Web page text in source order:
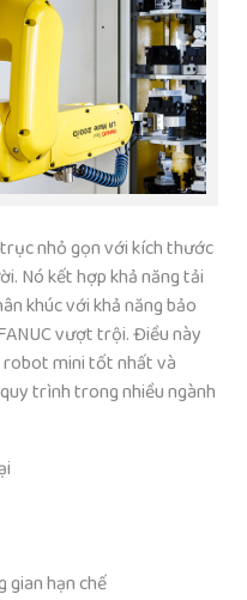
nhỏ gọn với kích thước
Nó kết hợp khả năng tải
khúc với khả năng bảo
vượt trội. Điều này
mini tốt nhất và
trình trong nhiều ngành
gian hạn chế